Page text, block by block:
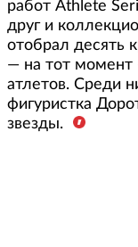
работ Athlete
друг и
отобрал десять
— на тот момент
атлетов. Среди
фигуристка
звезды.